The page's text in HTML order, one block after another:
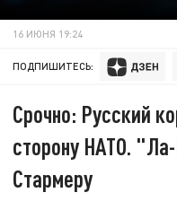
16 ИЮНЯ 19:24
ПОДПИШИТЕСЬ:
Срочно: Русский
сторону НАТО.
Стармеру